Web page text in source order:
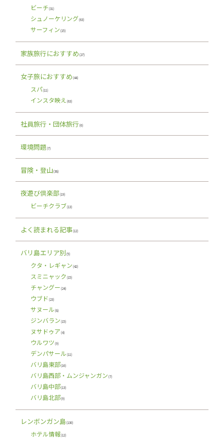
ビーチ(31)
シュノーケリング(63)
サーフィン (15)
家族旅行におすすめ (27)
女子旅におすすめ (44)
スパ(11)
インスタ映え (63)
社員旅行・団体旅行(6)
環境問題 (7)
冒険・登山(38)
夜遊び倶楽部 (19)
ビーチクラブ(13)
よく読まれる記事(12)
バリ島エリア別 (5)
クタ・レギャン (42)
スミニャック (15)
チャングー (24)
ウブド (23)
サヌール (8)
ジンバラン (15)
ヌサドゥア (4)
ウルワツ (9)
デンパサール (11)
バリ島東部(16)
バリ島西部・ムンジャンガン (7)
バリ島中部(13)
バリ島北部(9)
レンボンガン島(130)
ホテル情報(12)